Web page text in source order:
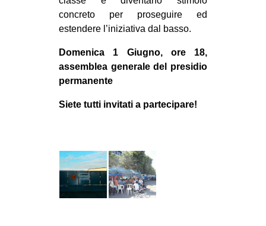
concreto per proseguire ed
estendere l’iniziativa dal basso.
Domenica 1 Giugno, ore 18,
assemblea generale del presidio
permanente
Siete tutti invitati a partecipare!